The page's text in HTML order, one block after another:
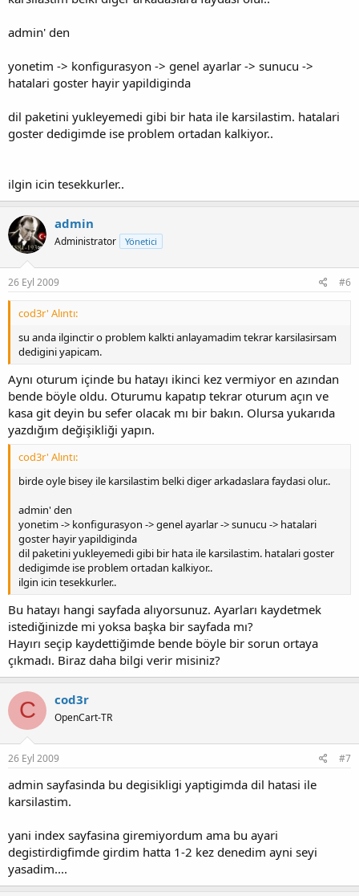
admin' den
yonetim -> konfigurasyon -> genel ayarlar -> sunucu ->
hatalari goster hayir yapildiginda
dil paketini yukleyemedi gibi bir hata ile karsilastim. hatalari
goster dedigimde ise problem ortadan kalkiyor..
ilgin icin tesekkurler..
admin
Administrator Yönetici
26 Eyl 2009 #6
cod3r' Alıntı:
su anda ilginctir o problem kalkti anlayamadim tekrar karsilasirsam
dedigini yapicam.
Aynı oturum içinde bu hatayı ikinci kez vermiyor en azından
bende böyle oldu. Oturumu kapatıp tekrar oturum açın ve
kasa git deyin bu sefer olacak mı bir bakın. Olursa yukarıda
yazdığım değişikliği yapın.
cod3r' Alıntı:
birde oyle bisey ile karsilastim belki diger arkadaslara faydasi olur..
admin' den
yonetim -> konfigurasyon -> genel ayarlar -> sunucu -> hatalari
goster hayir yapildiginda
dil paketini yukleyemedi gibi bir hata ile karsilastim. hatalari goster
dedigimde ise problem ortadan kalkiyor..
ilgin icin tesekkurler..
Bu hatayı hangi sayfada alıyorsunuz. Ayarları kaydetmek
istediğinizde mi yoksa başka bir sayfada mı?
Hayırı seçip kaydettiğimde bende böyle bir sorun ortaya
çıkmadı. Biraz daha bilgi verir misiniz?
C cod3r
OpenCart-TR
26 Eyl 2009 #7
admin sayfasinda bu degisikligi yaptigimda dil hatasi ile
karsilastim.
yani index sayfasina giremiyordum ama bu ayari
degistirdigfimde girdim hatta 1-2 kez denedim ayni seyi
yasadim....